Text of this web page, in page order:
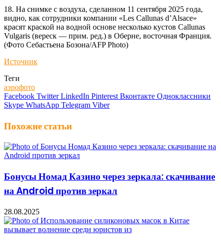
18. На снимке с воздуха, сделанном 11 сентября 2025 года,
видно, как сотрудники компании «Les Callunas d’Alsace»
красят краской на водной основе несколько кустов Callunas
Vulgaris (вереск — прим. ред.) в Оберне, восточная Франция.
(Фото Себастьена Бозона/AFP Photo)
Источник
Теги
аэрофото
Facebook Twitter LinkedIn Pinterest Вконтакте Одноклассники
Skype WhatsApp Telegram Viber
Похожие статьи
Бонусы Номад Казино через зеркала: скачивание
на Android против зеркал
28.08.2025